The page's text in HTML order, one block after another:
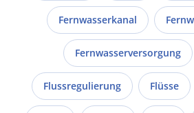
Fernwasserkanal
Fernwasserversorgung
Flussregulierung Flüsse